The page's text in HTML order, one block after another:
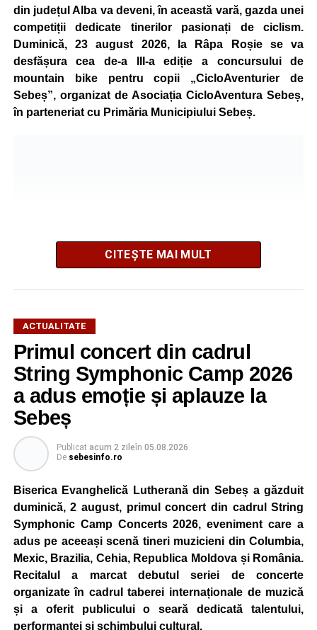
din județul Alba va deveni, în această vară, gazda unei
competiții dedicate tinerilor pasionați de ciclism.
Duminică, 23 august 2026, la Râpa Roșie se va
desfășura cea de-a III-a ediție a concursului de
mountain bike pentru copii „CicloAventurier de
Sebeș”, organizat de Asociația CicloAventura Sebeș,
în parteneriat cu Primăria Municipiului Sebeș.
După două ediții organizate în Parcul Arini, competiția se
mută într-un nou decor, oferind participanților ocazia de a
concura într-un cadru natural deosebit. Evenimentul este
destinat copiilor și adolescenților cu vârste cuprinse între
5 și 18 ani, iar participarea este gratuită.
Organizatorii au pregătit trasee adaptate fiecărei categorii
de vârstă, astfel încât competiția să fie accesibilă atât
celor aflați la început de drum, cât și celor cu experiență în
mountain bike. La finalul întrecerii, cei mai bine clasați
concurenți vor fi recompensați cu premii în bani și premii
oferite de partenerii evenimentului.
Înaintea zilei de concurs, participanții își vor putea ridica
vor putea înscrie direct la competiție în cadrul Punctului
Oficial de Înscrieri și Informații (Race Office), care va
CITEȘTE MAI MULT
ACTUALITATE
Primul concert din cadrul
String Symphonic Camp 2026
a adus emoție și aplauze la
Sebeș
Publicat acum 2 zileîn 05.08.2026
De sebesinfo.ro
Biserica Evanghelică Lutherană din Sebeș a găzduit
duminică, 2 august, primul concert din cadrul String
Symphonic Camp Concerts 2026, eveniment care a
adus pe aceeași scenă tineri muzicieni din Columbia,
Mexic, Brazilia, Cehia, Republica Moldova și România.
Recitalul a marcat debutul seriei de concerte
organizate în cadrul taberei internaționale de muzică
și a oferit publicului o seară dedicată talentului,
performanței și schimbului cultural.